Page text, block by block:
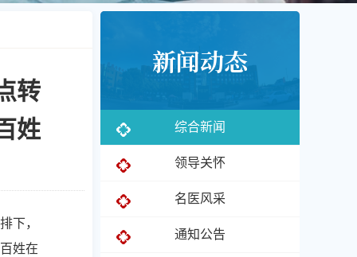
转
姓
下，
姓在
新闻动态
综合新闻
领导关怀
名医风采
通知公告